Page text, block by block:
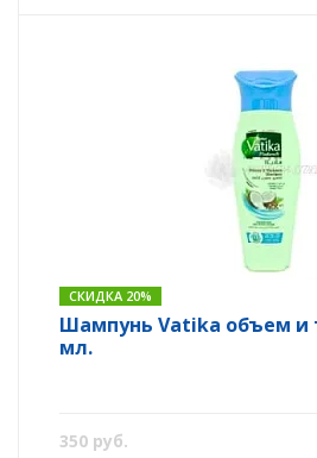
СКИДКА 20%
Шампунь Vatika объем и
мл.
350 руб.